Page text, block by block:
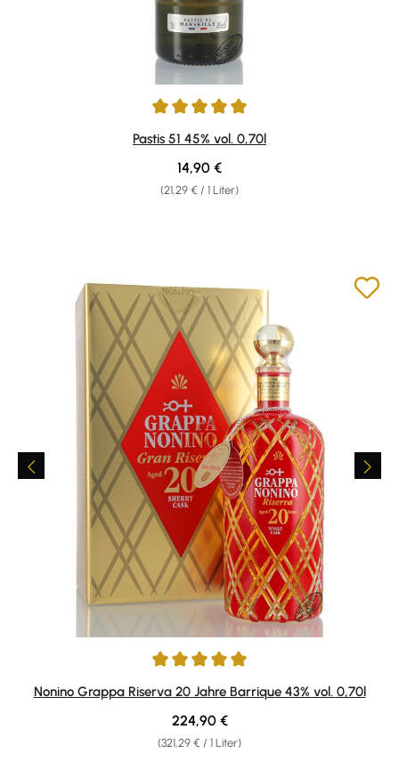
Durchschnittliche Bewertung von 5 von 5 Sternen
Pastis 51 45% vol. 0,70l
(21,29 € / 1 Liter)
Regulärer Preis:
14,90 €
Durchschnittliche Bewertung von 5 von 5 Sternen
Nonino Grappa Riserva 20 Jahre Barrique 43% vol. 0,70l
(321,29 € / 1 Liter)
Regulärer Preis:
224,90 €